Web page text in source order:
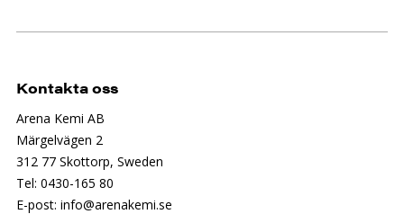
Kontakta oss
Arena Kemi AB
Märgelvägen 2
312 77 Skottorp, Sweden
Tel: 0430-165 80
E-post: info@arenakemi.se